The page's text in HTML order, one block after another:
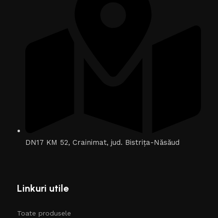
DN17 KM 52, Crainimat, jud. Bistrița-Năsăud
Linkuri utile
Toate produsele